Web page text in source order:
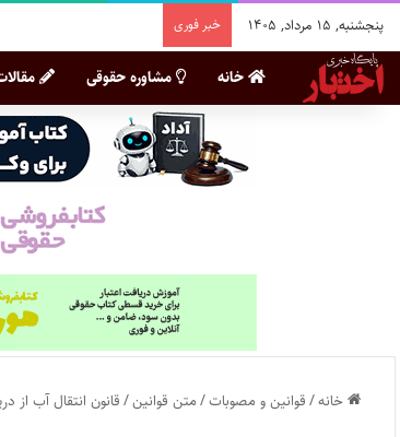
پنجشنبه, ۱۵ مرداد, ۱۴۰۵ خبر فوری
خانه مشاوره حقوقی
خانه/قوانین و مصوبات/متن قوانین/قانون انتقال آب از